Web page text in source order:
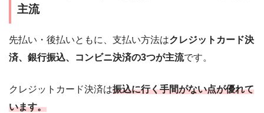
主流
先払い・後払いともに、支払い方法はクレジットカード決
済、銀行振込、コンビニ決済の3つが主流です。
クレジットカード決済は振込に行く手間がない点が優れて
います。